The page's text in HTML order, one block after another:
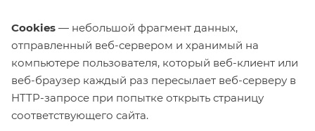
Cookies — небольшой фрагмент данных,
отправленный веб-сервером и хранимый на
компьютере пользователя, который веб-клиент или
веб-браузер каждый раз пересылает веб-серверу в
HTTP-запросе при попытке открыть страницу
соответствующего сайта.